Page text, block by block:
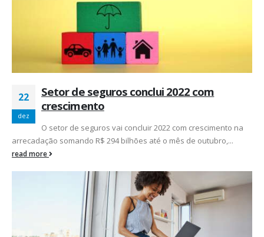
22
dez
Setor de seguros conclui 2022 com
crescimento
O setor de seguros vai concluir 2022 com crescimento na
arrecadação somando R$ 294 bilhões até o mês de outubro,...
read more